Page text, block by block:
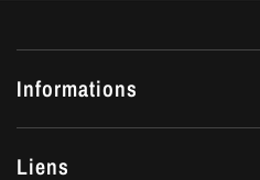
Informations
Liens